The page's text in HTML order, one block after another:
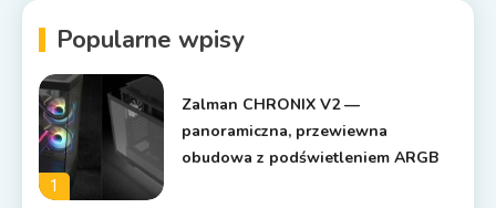
Popularne wpisy
1
Zalman CHRONIX V2 —
panoramiczna, przewiewna
obudowa z podświetleniem ARGB